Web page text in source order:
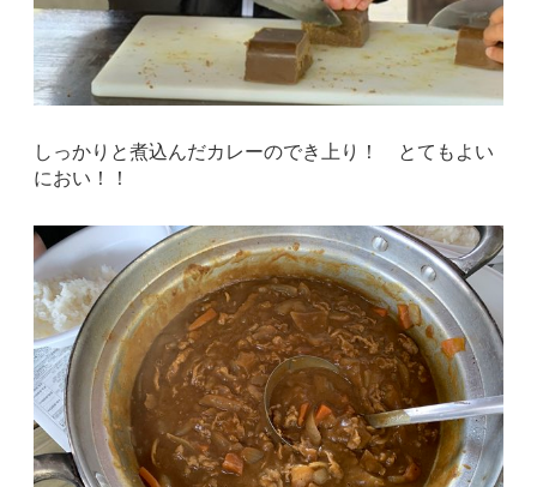
しっかりと煮込んだカレーのでき上り！ とてもよい
におい！！